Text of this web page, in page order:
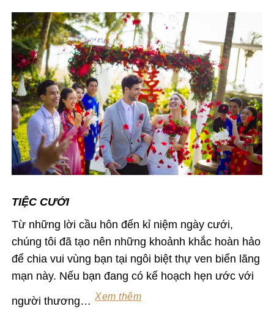
TIỆC CƯỚI
Từ những lời cầu hôn đến kỉ niệm ngày cưới,
chúng tôi đã tạo nên những khoảnh khắc hoàn hảo
để chia vui vùng bạn tại ngôi biệt thự ven biển lãng
mạn này. Nếu bạn đang có kế hoạch hẹn ước với
người thương… Xem thêm